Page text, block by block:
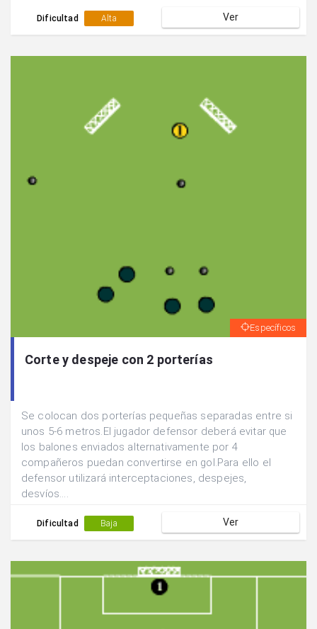
Dificultad Alta Ver
Específicos
Corte y despeje con 2 porterías
Se colocan dos porterías pequeñas separadas entre si
unos 5-6 metros.El jugador defensor deberá evitar que
los balones enviados alternativamente por 4
compañeros puedan convertirse en gol.Para ello el
defensor utilizará interceptaciones, despejes,
desvíos....
Dificultad Baja Ver